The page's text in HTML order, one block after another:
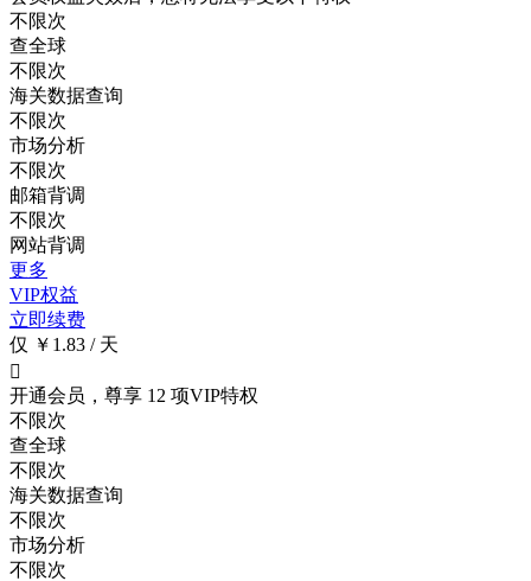
不限次
查全球
不限次
海关数据查询
不限次
市场分析
不限次
邮箱背调
不限次
网站背调
更多
VIP权益
立即续费
仅 ￥1.83 / 天

开通会员，尊享 12 项VIP特权
不限次
查全球
不限次
海关数据查询
不限次
市场分析
不限次